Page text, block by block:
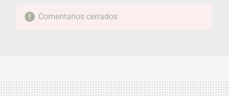
Comentarios cerrados